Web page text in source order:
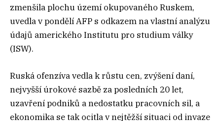
zmenšila plochu území okupovaného Ruskem,
uvedla v pondělí AFP s odkazem na vlastní analýzu
údajů amerického Institutu pro studium války
(ISW).
Ruská ofenzíva vedla k růstu cen, zvýšení daní,
nejvyšší úrokové sazbě za posledních 20 let,
uzavření podniků a nedostatku pracovních sil, a
ekonomika se tak ocitla v nejtěžší situaci od invaze